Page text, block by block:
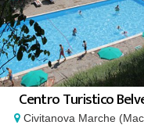
Centro Turistico
Civitanova Marche